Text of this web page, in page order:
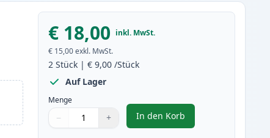
€ 18,00 inkl. MwSt.
€ 15,00 exkl. MwSt.
2 Stück |€ 9,00 /Stück
Auf Lager
Menge
Menge
Verwenden Sie die Tasten, um anzupassen
− +
Menge 1
In den Korb
, 2 stück Brother LC223